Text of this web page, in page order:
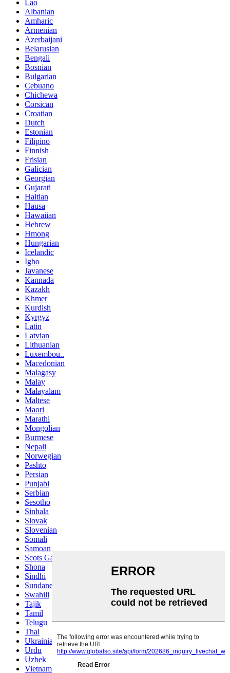
Lao
Albanian
Amharic
Armenian
Azerbaijani
Belarusian
Bengali
Bosnian
Bulgarian
Cebuano
Chichewa
Corsican
Croatian
Dutch
Estonian
Filipino
Finnish
Frisian
Galician
Georgian
Gujarati
Haitian
Hausa
Hawaiian
Hebrew
Hmong
Hungarian
Icelandic
Igbo
Javanese
Kannada
Kazakh
Khmer
Kurdish
Kyrgyz
Latin
Latvian
Lithuanian
Luxembou..
Macedonian
Malagasy
Malay
Malayalam
Maltese
Maori
Marathi
Mongolian
Burmese
Nepali
Norwegian
Pashto
Persian
Punjabi
Serbian
Sesotho
Sinhala
Slovak
Slovenian
Somali
Samoan
Scots Gaelic
Shona
Sindhi
Sundanese
Swahili
Tajik
Tamil
Telugu
Thai
Ukrainian
Urdu
Uzbek
Vietnamese